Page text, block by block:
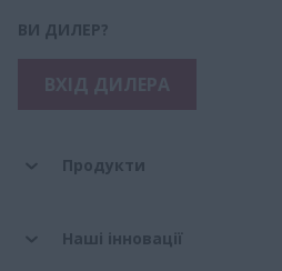
ВИ ДИЛЕР?
Продукти
Наші інновації